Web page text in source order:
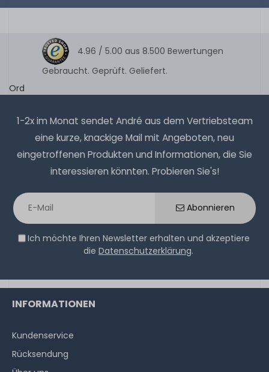
4.96 / 5.00 aus 8.500 Bewertungen
Gebraucht. Geprüft. Geliefert.
Ord
1-2x im Monat sendet André aus dem Vertriebsteam
eine kurze, knackige Mail mit Angeboten, neu
eingetroffenen Produkten und Informationen, die Sie
interessieren könnten. Probieren Sie's!
Abonnieren
Ich möchte Ihren Newsletter erhalten und akzeptiere
die Datenschutzerklärung.
INFORMATIONEN
Kundenservice
Rücksendung